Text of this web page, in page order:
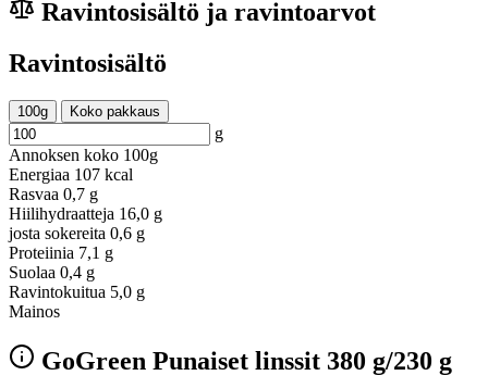
Ravintosisältö ja ravintoarvot
Ravintosisältö
100g Koko pakkaus
g
Annoksen koko 100g
Energiaa 107 kcal
Rasvaa 0,7 g
Hiilihydraatteja 16,0 g
josta sokereita 0,6 g
Proteiinia 7,1 g
Suolaa 0,4 g
Ravintokuitua 5,0 g
Mainos
GoGreen Punaiset linssit 380 g/230 g